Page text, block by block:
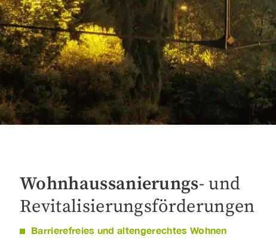
Wohnhaussanierungs- und
Revitalisierungsförderungen
Barrierefreies und altengerechtes Wohnen